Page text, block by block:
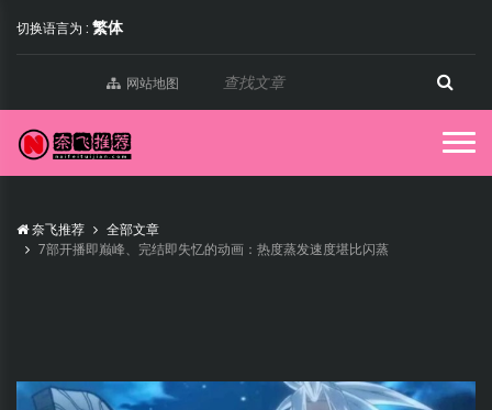
切换语言为 : 繁体
网站地图
奈飞推荐
全部文章
7部开播即巅峰、完结即失忆的动画：热度蒸发速度堪比闪蒸